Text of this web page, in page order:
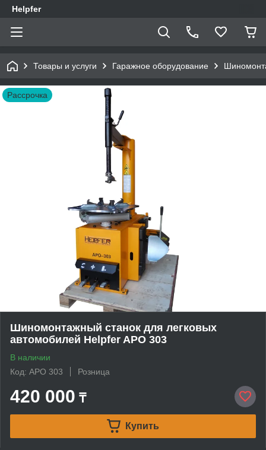
Helpfer
Товары и услуги Гаражное оборудование
Рассрочка
Шиномонтажный станок для легковых
автомобилей Helpfer APO 303
В наличии
Код: APO 303
Розница
420 000 ₸
Купить